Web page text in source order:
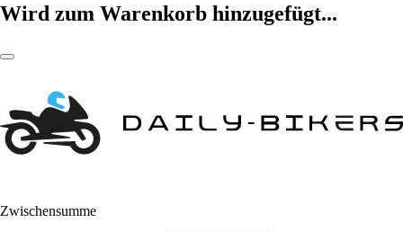
Wird zum Warenkorb hinzugefügt...
Zwischensumme